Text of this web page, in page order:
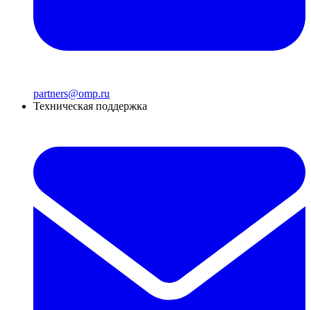
partners@omp.ru
Техническая поддержка